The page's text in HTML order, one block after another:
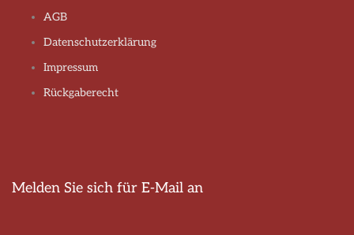
AGB
Datenschutzerklärung
Impressum
Rückgaberecht
Melden Sie sich für E-Mail an